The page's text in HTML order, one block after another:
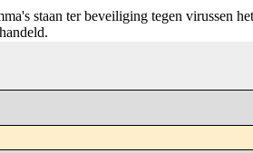
staan ter beveiliging tegen virussen